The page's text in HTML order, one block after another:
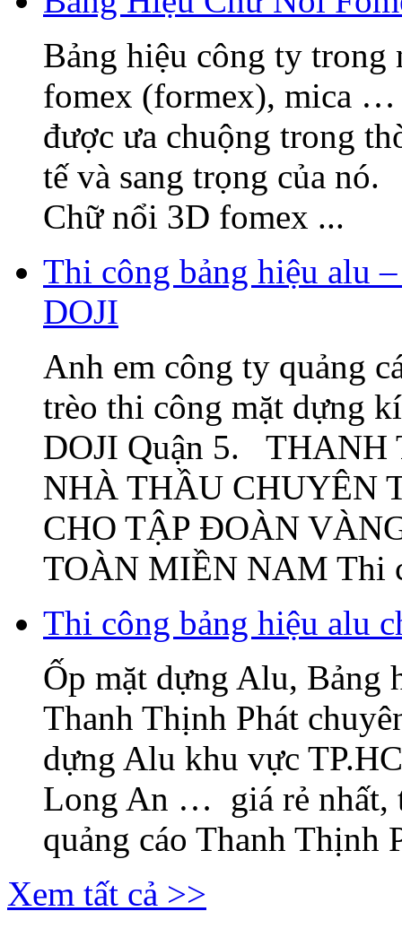
Bảng hiệu công ty
fomex (formex), mica …
được ưa chuộng trong
tế và sang trọng của
Chữ nổi 3D fomex ...
Thi công bảng hiệu alu
DOJI
Anh em công ty quảng
trèo thi công mặt dựng
DOJI Quận 5. THANH
NHÀ THẦU CHUYÊN
CHO TẬP ĐOÀN
TOÀN MIỀN NAM
Thi công bảng hiệu alu
Ốp mặt dựng Alu, Bảng
Thanh Thịnh Phát
dựng Alu khu vực
Long An … giá rẻ nhất,
quảng cáo Thanh Thịnh
Xem tất cả >>